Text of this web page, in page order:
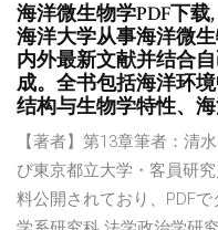
海洋微生物学PDF下
海洋大学从事海洋微
内外最新文献并结合
成。全书包括海洋环
结构与生物学特性、
【著者】第13章筆者：清
び東京都立大学・客員研
料公開されており、PDF